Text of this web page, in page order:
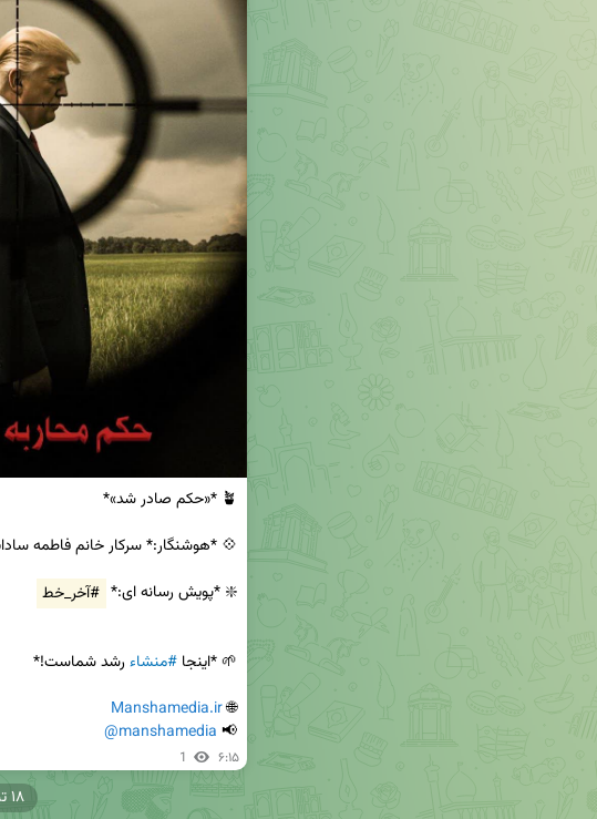
❇️ *پویش رسانه ای:* #آخر_خط
🌱 *اینجا #منشاء
🌐
Manshamedia.ir
📢
@manshamedia
1 ۶:۱۵
۱۸ تیر ۱۴۰۴